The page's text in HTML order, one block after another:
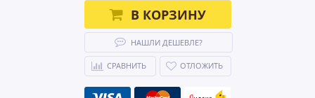
В КОРЗИНУ
НАШЛИ ДЕШЕВЛЕ?
СРАВНИТЬ ОТЛОЖИТЬ